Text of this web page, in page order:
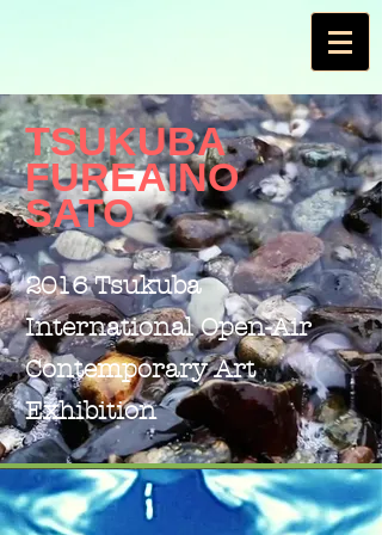
TSUKUBA
​FUREAINO
SATO
2016 Tsukuba
International Open-Air
Contemporary Art
Exhibition
2016ポスター